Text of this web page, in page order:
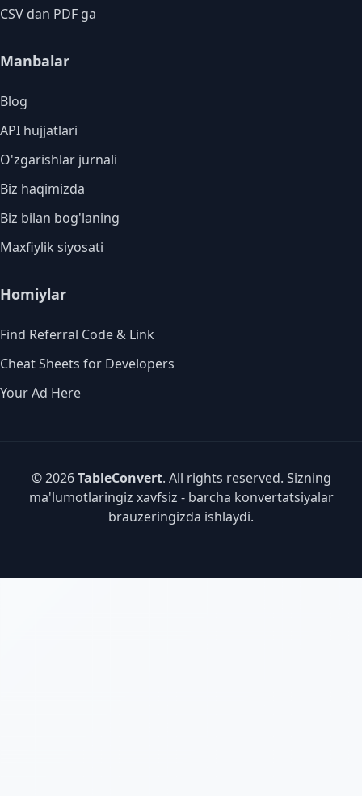
CSV dan PDF ga
Manbalar
Blog
API hujjatlari
O'zgarishlar jurnali
Biz haqimizda
Biz bilan bog'laning
Maxfiylik siyosati
Homiylar
Find Referral Code & Link
Cheat Sheets for Developers
Your Ad Here
© 2026TableConvert. All rights reserved. Sizning
ma'lumotlaringiz xavfsiz - barcha konvertatsiyalar
brauzeringizda ishlaydi.